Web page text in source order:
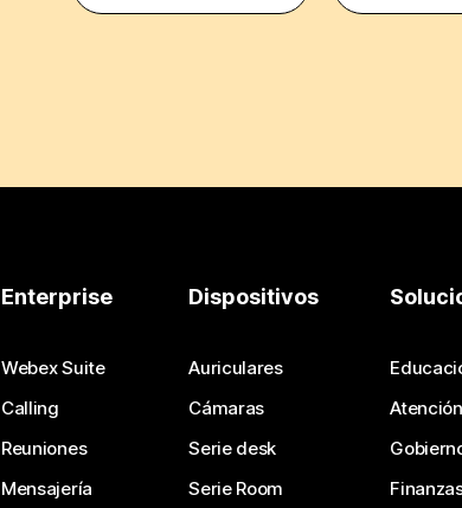
Enterprise
Webex Suite
Calling
Reuniones
Mensajería
Dispositivos
Auriculares
Cámaras
Serie desk
Serie Room